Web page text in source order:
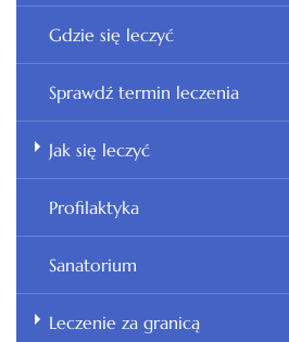
Gdzie się leczyć
Sprawdź termin leczenia
Jak się leczyć
Profilaktyka
Sanatorium
Leczenie za granicą